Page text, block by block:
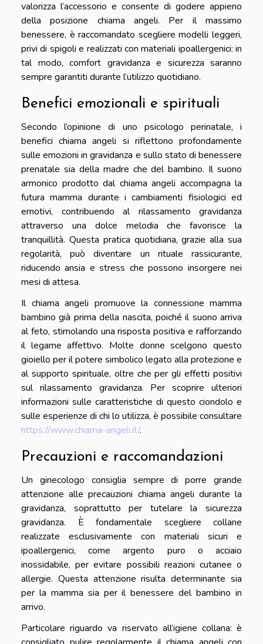
valorizza l’accessorio e consente di godere appieno
della posizione chiama angeli. Per il massimo
benessere, è raccomandato scegliere modelli leggeri,
privi di spigoli e realizzati con materiali ipoallergenici: in
tal modo, comfort gravidanza e sicurezza saranno
sempre garantiti durante l’utilizzo quotidiano.
Benefici emozionali e spirituali
Secondo l’opinione di uno psicologo perinatale, i
benefici chiama angeli si riflettono profondamente
sulle emozioni in gravidanza e sullo stato di benessere
prenatale sia della madre che del bambino. Il suono
armonico prodotto dal chiama angeli accompagna la
futura mamma durante i cambiamenti fisiologici ed
emotivi, contribuendo al rilassamento gravidanza
attraverso una dolce melodia che favorisce la
tranquillità. Questa pratica quotidiana, grazie alla sua
regolarità, può diventare un rituale rassicurante,
riducendo ansia e stress che possono insorgere nei
mesi di attesa.
Il chiama angeli promuove la connessione mamma
bambino già prima della nascita, poiché il suono arriva
al feto, stimolando una risposta positiva e rafforzando
il legame affettivo. Molte donne scelgono questo
gioiello per il potere simbolico legato alla protezione e
al supporto spirituale, oltre che per gli effetti positivi
sul rilassamento gravidanza. Per scoprire ulteriori
informazioni sulle caratteristiche di questo ciondolo e
sulle esperienze di chi lo utilizza, è possibile consultare
https://www.chiama-angeli.it/.
Precauzioni e raccomandazioni
Un ginecologo consiglia sempre di porre grande
attenzione alle precauzioni chiama angeli durante la
gravidanza, soprattutto per tutelare la sicurezza
gravidanza. È fondamentale scegliere collane
realizzate esclusivamente con materiali sicuri e
ipoallergenici, come argento puro o acciaio
inossidabile, per evitare possibili reazioni cutanee o
allergie. Questa attenzione risulta determinante sia
per la mamma sia per il benessere del bambino in
arrivo.
Particolare riguardo va riservato all’igiene collana: è